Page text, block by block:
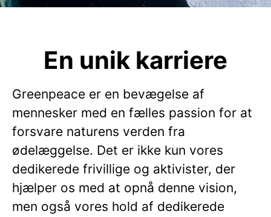
En unik karriere
Greenpeace er en bevægelse af
mennesker med en fælles passion for at
forsvare naturens verden fra
ødelæggelse. Det er ikke kun vores
dedikerede frivillige og aktivister, der
hjælper os med at opnå denne vision,
men også vores hold af dedikerede